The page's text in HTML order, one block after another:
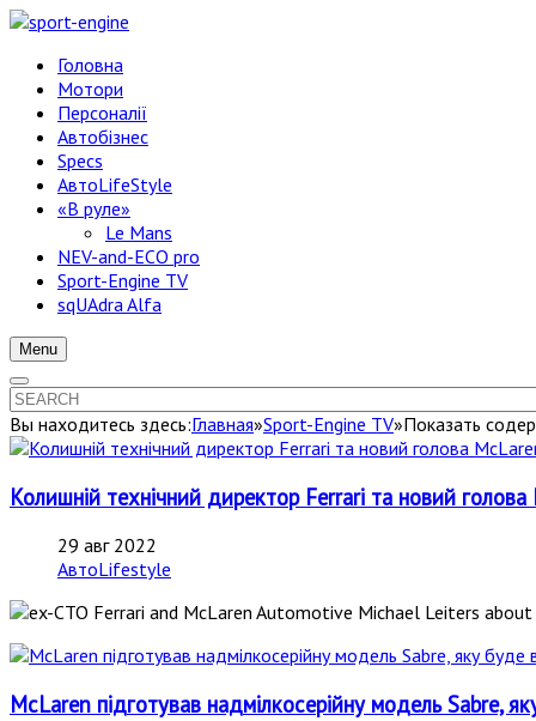
Головна
Мотори
Персоналії
Автобізнес
Specs
АвтоLifeStyle
«В руле»
Le Mans
NEV-and-ECO pro
Sport-Engine TV
sqUAdra Alfa
Menu
Вы находитесь здесь:Главная»Sport-Engine TV»Показать
Колишній технічний директор Ferrari та новий
29 авг 2022
АвтоLifestyle
McLaren підготував надмілкосерійну модель Sabre,